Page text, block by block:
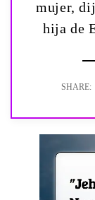
mujer,
hija de